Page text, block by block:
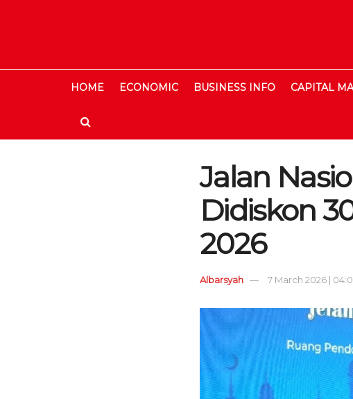
HOME ECONOMIC BUSINESS INFO CAPITAL
Jalan
Didiskon
2026
Albarsyah 7 March 2026 |